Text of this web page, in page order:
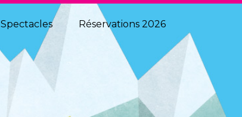
Spectacles Réservations 2026
MÉDIAS
PHOTOS ET VIDÉOS
ÉCHOS DE LA FÊTE